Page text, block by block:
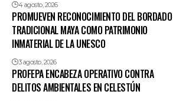
4 agosto, 2026
PROMUEVEN RECONOCIMIENTO DEL BORDADO
TRADICIONAL MAYA COMO PATRIMONIO
INMATERIAL DE LA UNESCO
3 agosto, 2026
PROFEPA ENCABEZA OPERATIVO CONTRA
DELITOS AMBIENTALES EN CELESTÚN